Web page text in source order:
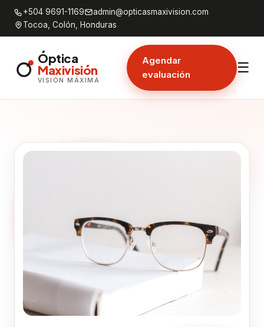
+504 9691-1169
admin@opticasmaxivision.com
Tocoa, Colón, Honduras
Óptica
Maxivisión
VISIÓN MÁXIMA
Agendar
evaluación
☰